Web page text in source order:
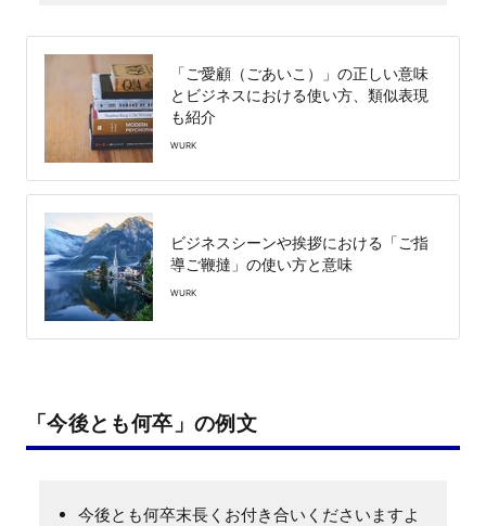
「ご愛顧（ごあいこ）」の正しい意味
とビジネスにおける使い方、類似表現
も紹介
WURK
ビジネスシーンや挨拶における「ご指
導ご鞭撻」の使い方と意味
WURK
「今後とも何卒」の例文
今後とも何卒末長くお付き合いくださいますよ